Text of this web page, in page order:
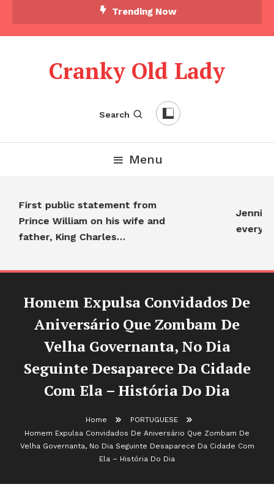
Trending Now
Cranky Old Lady
Search
Menu
First public statement from
Prince William on his wife and
father, King Charles…
Homem Expulsa Convidados De
Aniversário Que Zombam De
Velha Governanta, No Dia
Seguinte Desaparece Da Cidade
Com Ela – História Do Dia
Home
PORTUGUESE
Homem Expulsa Convidados De Aniversário Que Zombam De
Velha Governanta, No Dia Seguinte Desaparece Da Cidade Com
Ela – História Do Dia